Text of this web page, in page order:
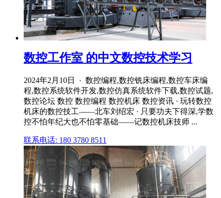
数控工作室 的中文数控技术学习
2024年2月10日 · 数控编程,数控铣床编程,数控车床编
程,数控系统软件开发,数控仿真系统软件下载,数控试题,
数控论坛 数控 数控编程 数控机床 数控资讯 · 玩转数控
机床的数控技工——北车刘绍宏 · 只要功夫下得深,学数
控不怕年纪大也不怕零基础——记数控机床技师 ...
联系电话: 180 3780 8511